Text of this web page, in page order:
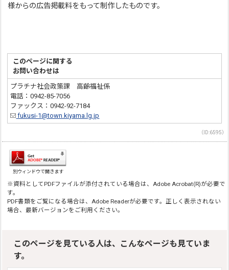
様からの広告掲載料をもって制作したものです。
このページに関する
お問い合わせは
プラチナ社会政策課 高齢福祉係
電話：0942-85-7056
ファックス：0942-92-7184
fukusi-1@town.kiyama.lg.jp
（ID:6595）
別ウィンドウで開きます
※資料としてPDFファイルが添付されている場合は、Adobe Acrobat(R)が必要で
す。
PDF書類をご覧になる場合は、Adobe Readerが必要です。正しく表示されない
場合、最新バージョンをご利用ください。
このページを見ている人は、こんなページも見ていま
す。